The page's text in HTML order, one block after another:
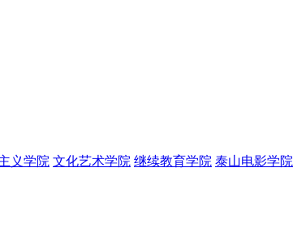
义学院 文化艺术学院 继续教育学院 泰山电影学院